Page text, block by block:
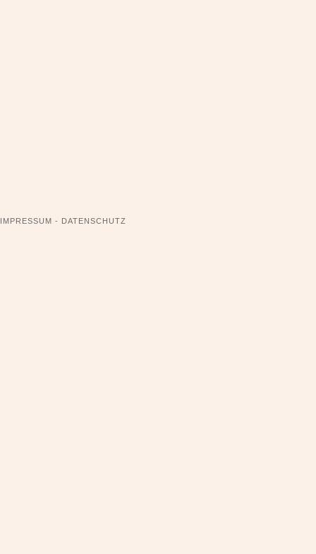
NAVIGATION
ÜBERSPRINGEN
IMPRESSUM - DATENSCHUTZ